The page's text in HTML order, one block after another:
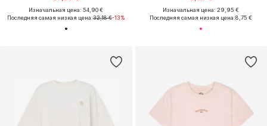
Изначальная цена: 54,90 €
Последняя самая низкая цена:32,18 €-13%
Изначальная цена: 29,95 €
Последняя самая низкая цена:8,75 €